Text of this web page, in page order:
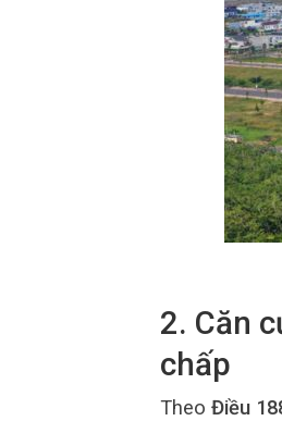
2. Căn
chấp
Theo Điều